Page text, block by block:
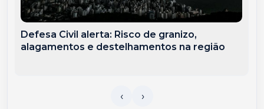
Defesa Civil alerta: Risco de granizo,
alagamentos e destelhamentos na região